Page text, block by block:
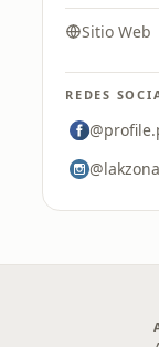
Sitio Web
REDES